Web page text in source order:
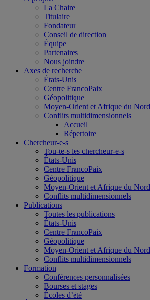
La Chaire
Titulaire
Fondateur
Conseil de direction
Équipe
Partenaires
Nous joindre
Axes de recherche
États-Unis
Centre FrancoPaix
Géopolitique
Moyen-Orient et Afrique du Nord
Conflits multidimensionnels
Accueil
Répertoire
Chercheur-e-s
Tou-te-s les chercheur-e-s
États-Unis
Centre FrancoPaix
Géopolitique
Moyen-Orient et Afrique du Nord
Conflits multidimensionnels
Publications
Toutes les publications
États-Unis
Centre FrancoPaix
Géopolitique
Moyen-Orient et Afrique du Nord
Conflits multidimensionnels
Formation
Conférences personnalisées
Bourses et stages
Écoles d’été